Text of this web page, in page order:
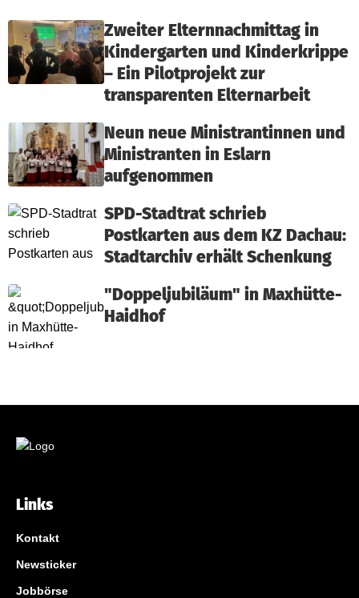
Zweiter Elternnachmittag in
Kindergarten und Kinderkrippe
– Ein Pilotprojekt zur
transparenten Elternarbeit
Neun neue Ministrantinnen und
Ministranten in Eslarn
aufgenommen
SPD-Stadtrat schrieb
Postkarten aus dem KZ Dachau:
Stadtarchiv erhält Schenkung
"Doppeljubiläum" in Maxhütte-
Haidhof
Links
Kontakt
Newsticker
Jobbörse